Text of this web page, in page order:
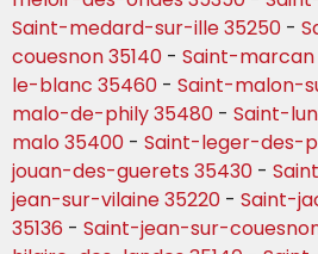
Saint-medard-sur-ille 35250 -
couesnon 35140 - Saint-marcan
le-blanc 35460 - Saint-malon-
malo-de-phily 35480 - Saint-
malo 35400 - Saint-leger-des-
jouan-des-guerets 35430 -
jean-sur-vilaine 35220 - Saint-
35136 - Saint-jean-sur-